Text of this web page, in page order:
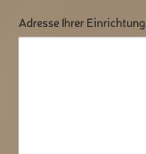
Adresse Ihrer Einrichtung